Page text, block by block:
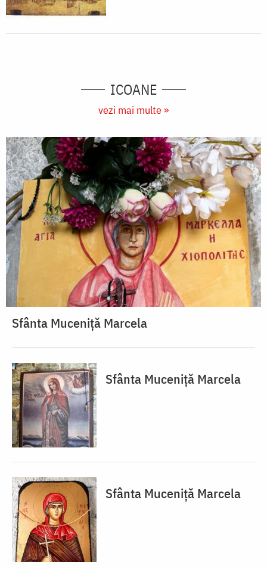
ICOANE
vezi mai multe »
Sfânta Muceniță Marcela
Sfânta Muceniță Marcela
Sfânta Muceniță Marcela